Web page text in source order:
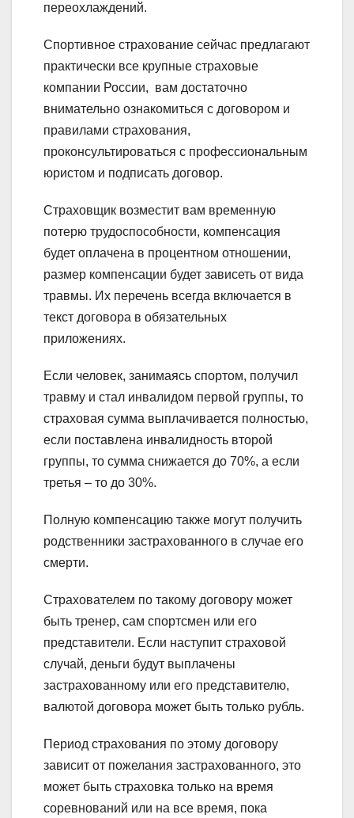
переохлаждений.
Спортивное страхование сейчас предлагают
практически все крупные страховые
компании России, вам достаточно
внимательно ознакомиться с договором и
правилами страхования,
проконсультироваться с профессиональным
юристом и подписать договор.
Страховщик возместит вам временную
потерю трудоспособности, компенсация
будет оплачена в процентном отношении,
размер компенсации будет зависеть от вида
травмы. Их перечень всегда включается в
текст договора в обязательных
приложениях.
Если человек, занимаясь спортом, получил
травму и стал инвалидом первой группы, то
страховая сумма выплачивается полностью,
если поставлена инвалидность второй
группы, то сумма снижается до 70%, а если
третья – то до 30%.
Полную компенсацию также могут получить
родственники застрахованного в случае его
смерти.
Страхователем по такому договору может
быть тренер, сам спортсмен или его
представители. Если наступит страховой
случай, деньги будут выплачены
застрахованному или его представителю,
валютой договора может быть только рубль.
Период страхования по этому договору
зависит от пожелания застрахованного, это
может быть страховка только на время
соревнований или на все время, пока